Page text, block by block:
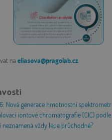
naeliasova@pragolab.cz.
Nová generace hmotnostní
iontové chromatografie (CIC)
vždy lépe průchodné?